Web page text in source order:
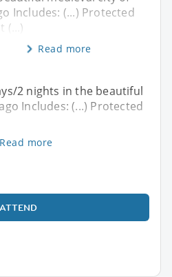
Includes: (...) Protected
(...)
Read more
2 nights in the beautiful
Includes: (...) Protected
Read more
ATTEND